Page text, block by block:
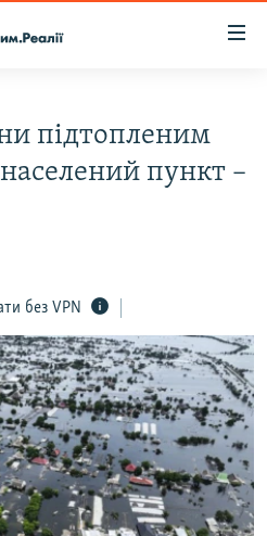
підтопленим
пункт –
без VPN